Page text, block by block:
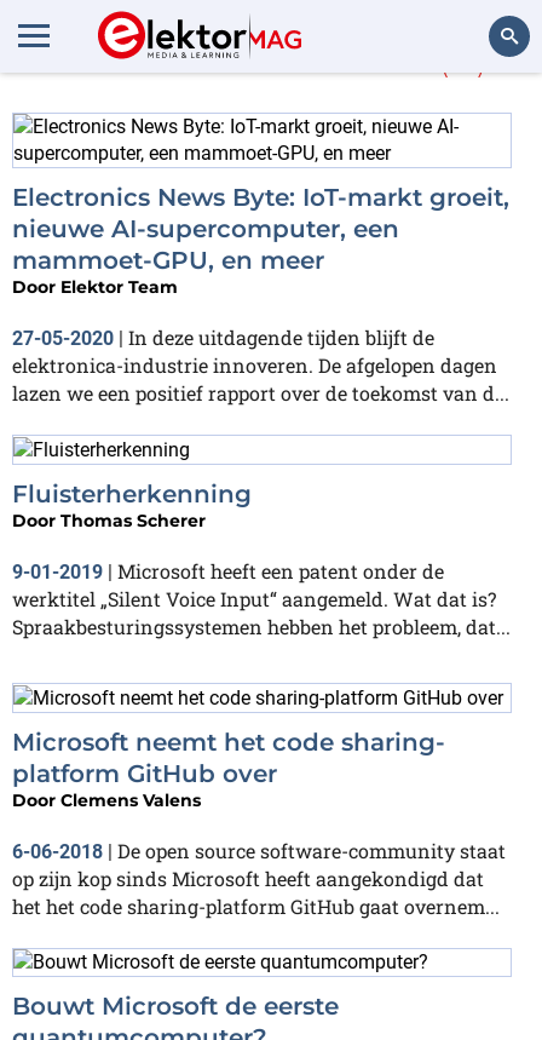
Meer over Microsoft
Electronics News Byte: IoT-markt groeit,
nieuwe AI-supercomputer, een
mammoet-GPU, en meer
Door Elektor Team
27-05-2020 | In deze uitdagende tijden blijft de
elektronica-industrie innoveren. De afgelopen dagen
lazen we een positief rapport over de toekomst van d...
Fluisterherkenning
Door Thomas Scherer
9-01-2019 | Microsoft heeft een patent onder de
werktitel „Silent Voice Input“ aangemeld. Wat dat is?
Spraakbesturingssystemen hebben het probleem, dat...
Microsoft neemt het code sharing-
platform GitHub over
Door Clemens Valens
6-06-2018 | De open source software-community staat
op zijn kop sinds Microsoft heeft aangekondigd dat
het het code sharing-platform GitHub gaat overnem...
Bouwt Microsoft de eerste